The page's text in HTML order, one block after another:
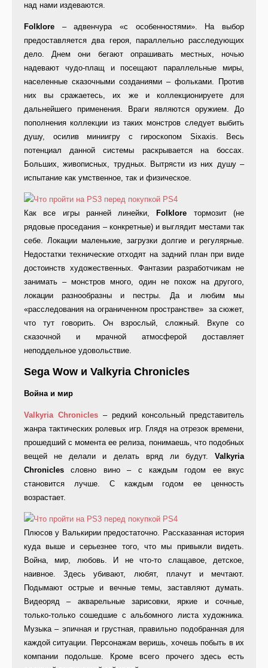
над нами издеваются.
Folklore – адвенчура «с особенностями». На выбор
предоставляется два героя, параллельно расследующих
дело. Днем они бегают опрашивать местных, ночью
надевают чудо-плащ и посещают параллельные миры,
населенные сказочными созданиями – фольками. Против
них вы сражаетесь, их же и коллекционируете для
дальнейшего применения. Враги являются оружием. До
пополнения коллекции из таких монстров следует выбить
душу, осилив миниигру с гироскопом Sixaxis. Весь
потенциал данной системы раскрывается на боссах.
Больших, живописных, трудных. Вытрясти из них душу –
испытание как умственное, так и физическое.
Как все игры ранней линейки, Folklore тормозит (не
рядовые проседания – конкретные) и выглядит местами так
себе. Локации маленькие, загрузки долгие и регулярные.
Недостатки технические отходят на задний план при виде
достоинств художественных. Фантазии разработчикам не
занимать – монстров много, один не похож на другого,
локации разнообразны и пестры. Да и любим мы
«расследования на ограниченном пространстве» за сюжет,
что тут говорить. Он взрослый, сложный. Вкупе со
сказочной и мрачной атмосферой доставляет
неподдельное удовольствие.
Sega Wow и Valkyria Chronicles
Война и мир
Valkyria Chronicles – редкий консольный представитель
жанра тактических ролевых игр. Глядя на отрезок времени,
прошедший с момента ее релиза, понимаешь, что подобных
вещей не делали и делать вряд ли будут. Valkyria
Chronicles словно вино – с каждым годом ее вкус
становится лучше. С каждым годом ее ценность
возрастает.
Плюсов у Валькирии предостаточно. Рассказанная история
куда выше и серьезнее того, что мы привыкли видеть.
Война, мир, любовь. И не что-то слащавое, детское,
наивное. Здесь убивают, любят, плачут и мечтают.
Подымают острые и вечные темы, заставляют думать.
Видеоряд – акварельные зарисовки, яркие и сочные,
только-только сошедшие с альбомного листа художника.
Музыка – эпичная и грустная, правильно подобранная для
каждой ситуации. Персонажам веришь, хочешь побыть в их
компании подольше. Кроме всего прочего здесь есть